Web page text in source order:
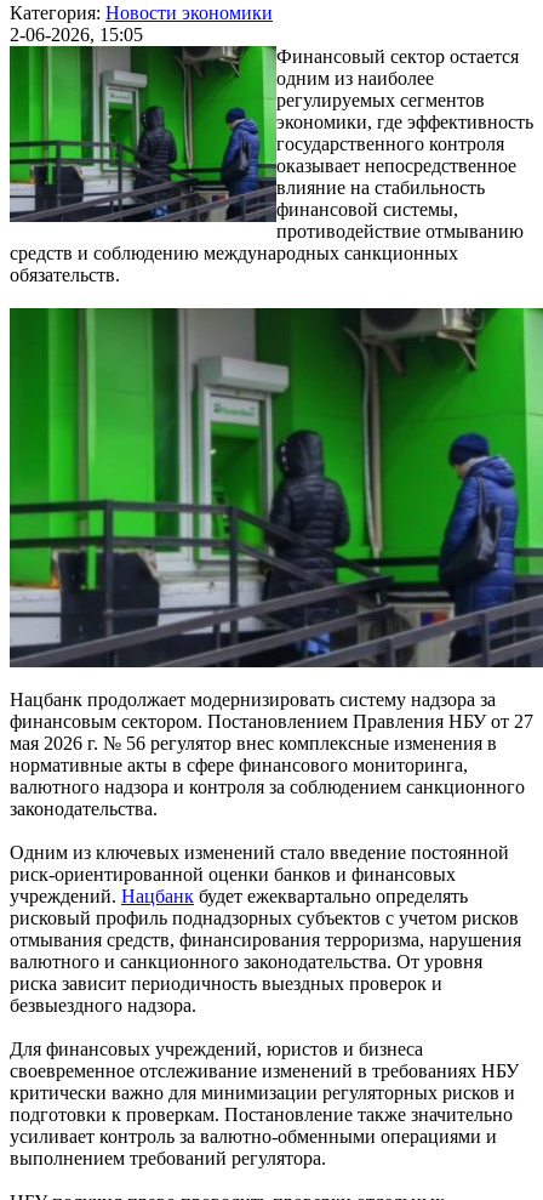
Категория: Новости экономики
2-06-2026, 15:05
Финансовый сектор остается
одним из наиболее
регулируемых сегментов
экономики, где эффективность
государственного контроля
оказывает непосредственное
влияние на стабильность
финансовой системы,
противодействие отмыванию
средств и соблюдению международных санкционных
обязательств.
Нацбанк продолжает модернизировать систему надзора за
финансовым сектором. Постановлением Правления НБУ от 27
мая 2026 г. № 56 регулятор внес комплексные изменения в
нормативные акты в сфере финансового мониторинга,
валютного надзора и контроля за соблюдением санкционного
законодательства.
Одним из ключевых изменений стало введение постоянной
риск-ориентированной оценки банков и финансовых
учреждений. Нацбанк будет ежеквартально определять
рисковый профиль поднадзорных субъектов с учетом рисков
отмывания средств, финансирования терроризма, нарушения
валютного и санкционного законодательства. От уровня
риска зависит периодичность выездных проверок и
безвыездного надзора.
Для финансовых учреждений, юристов и бизнеса
своевременное отслеживание изменений в требованиях НБУ
критически важно для минимизации регуляторных рисков и
подготовки к проверкам. Постановление также значительно
усиливает контроль за валютно-обменными операциями и
выполнением требований регулятора.